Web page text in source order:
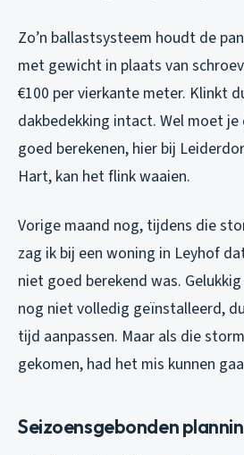
Zo’n ballastsysteem houdt de
met gewicht in plaats van
€100 per vierkante meter. Klinkt
dakbedekking intact. Wel moet
goed berekenen, hier bij
Hart, kan het flink waaien.
Vorige maand nog, tijdens die
zag ik bij een woning in Leyhof
niet goed berekend was.
nog niet volledig geïnstalleerd,
tijd aanpassen. Maar als die
gekomen, had het mis kunnen
Seizoensgebonden